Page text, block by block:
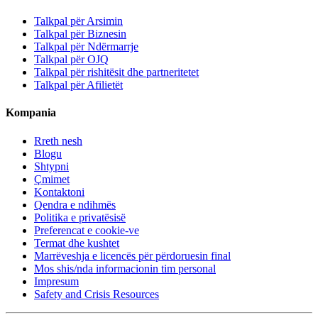
Talkpal për Arsimin
Talkpal për Biznesin
Talkpal për Ndërmarrje
Talkpal për OJQ
Talkpal për rishitësit dhe partneritetet
Talkpal për Afilietët
Kompania
Rreth nesh
Blogu
Shtypni
Çmimet
Kontaktoni
Qendra e ndihmës
Politika e privatësisë
Preferencat e cookie-ve
Termat dhe kushtet
Marrëveshja e licencës për përdoruesin final
Mos shis/nda informacionin tim personal
Impresum
Safety and Crisis Resources